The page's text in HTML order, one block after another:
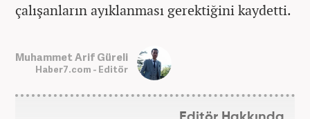
çalışanların ayıklanması gerektiğini kaydetti.
Muhammet Arif Güreli
Haber7.com - Editör